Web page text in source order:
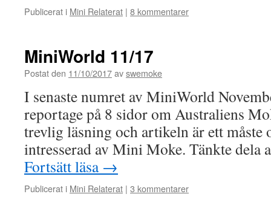
Publicerat i Mini Relaterat | 8 kommentarer
MiniWorld 11/17
Postat den 11/10/2017avswemoke
I senaste numret av MiniWorld
reportage på 8 sidor om Australiens
trevlig läsning och artikeln är ett måste
intresserad av Mini Moke. Tänkte
Fortsätt läsa →
Publicerat i Mini Relaterat | 3 kommentarer